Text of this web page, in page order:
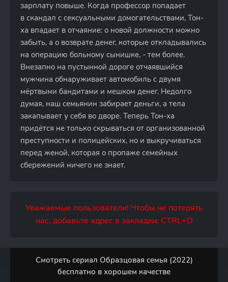
зарплату повыше. Когда профессор попадает
в скандал с сексуальными домогательствами, Тон-
ха впадает в отчаяние: о новой должности можно
забыть, а о возврате денег, которые откладывались
на операцию больному сынишке, - тем более.
Внезапно на пустынной дороге отчаявшийся
мужчина обнаруживает автомобиль с двумя
мёртвыми бандитами и мешком денег. Недолго
думая, наш семьянин забирает деньги, а тела
закапывает у себя во дворе. Теперь Тон-ха
придётся не только скрываться от организованной
преступности и полицейских, но и выкручиваться
перед женой, которая о пропаже семейных
сбережений ничего не знает.
Уважаемые пользователи! Чтобы не потерять
нас, добавьте адрес в закладки: CTRL+D
Смотреть сериал Образцовая семья (2022)
бесплатно в хорошем качестве